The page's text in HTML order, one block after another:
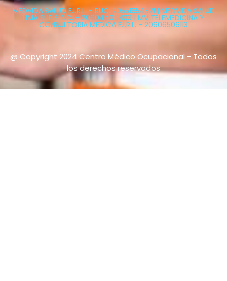
MEDVIDA SALUD E.I.R.L. - RUC: 20551654321 | MEDVIDA SALUD
LIMA SUR S.A.C. - 20604409803 | MV TELEMEDICINA Y
CONSULTORIA MEDICA E.I.R.L. - 20606506113
@ Copyright 2024 Centro Médico Ocupacional - Todos
los derechos reservados